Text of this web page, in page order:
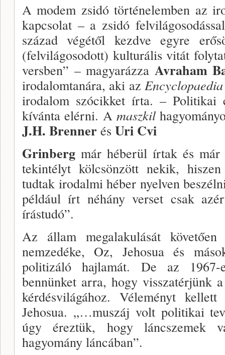
A modem zsidó történelemben az
kapcsolat – a zsidó
század végétől kezdve egyre
(felvilágo­sodott) kulturális vitát
versben” – magyarázza Avraham
irodalomtanára, aki az
irodalom szócikket írta. – Politikai
kívánta elérni. A maszkil
J.H. Brenner és Uri Cvi
Grinberg már héberül írtak és
tekintélyt köl­csönzött nekik,
tudtak irodalmi héber nyelven
pél­dául írt néhány verset csak
írástudó”.
Az állam megalakulását
nemzedéke, Oz, Jehosua és
politizáló hajlamát. De az 1967-
bennünket arra, hogy visszatérjünk
kérdésvilágához. Véleményt
Jehosua. „…muszáj volt politikai
úgy éreztük, hogy láncszemek
hagyomány láncában”.